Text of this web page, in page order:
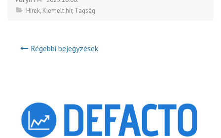
Hírek, Kiemelt hír, Tagság
Régebbi bejegyzések